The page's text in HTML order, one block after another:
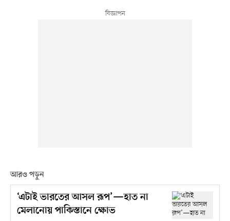
আরও পড়ুন
‘এটাই ভারতের আসল রূপ’—হাত না
মেলানোয় পাকিস্তানে ক্ষোভ